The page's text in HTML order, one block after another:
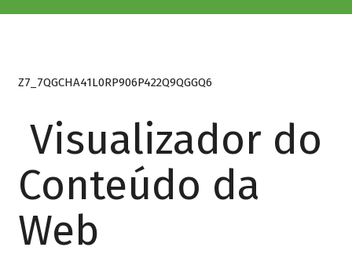
Z7_7QGCHA41L0RP906P422Q9QGGQ6
Visualizador do
Conteúdo da
Web